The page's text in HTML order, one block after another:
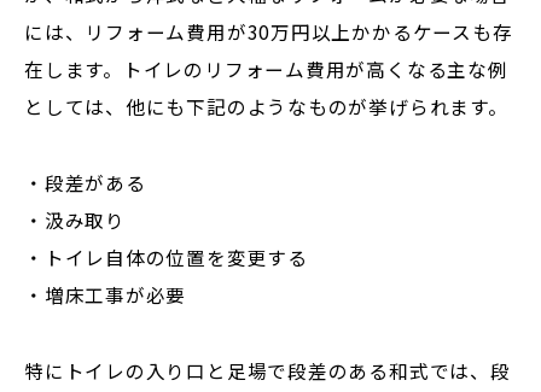
には、リフォーム費用が30万円以上かかるケースも存
在します。トイレのリフォーム費用が高くなる主な例
としては、他にも下記のようなものが挙げられます。
・段差がある
・汲み取り
・トイレ自体の位置を変更する
・増床工事が必要
特にトイレの入り口と足場で段差のある和式では、段